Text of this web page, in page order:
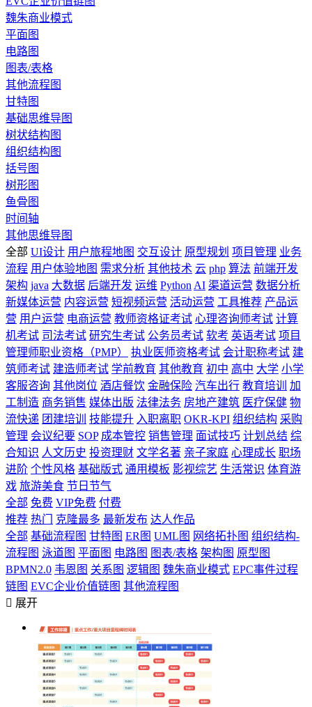
魏朱商业模式
平面图
电路图
图表/表格
其他流程图
甘特图
基础思维导图
树状结构图
组织结构图
括号图
树形图
鱼骨图
时间轴
其他思维导图
全部 UI设计 用户旅程地图 交互设计 原型规划 项目管理 业务
流程 用户体验地图 需求分析 其他技术 云 php 算法 前端开发
架构 java 大数据 后端开发 运维 Python AI 渠道运营 数据分析
新媒体运营 内容运营 短视频运营 活动运营 工具推荐 产品运
营 用户运营 电商运营 教师资格证考试 心理咨询师考试 计算
机考试 司法考试 研究生考试 公务员考试 软考 英语考试 项目
管理师职业资格（PMP）
执业医师资格考试 会计职称考试 建
筑师考试 建造师考试 学前教育 其他教育 初中 高中 大学 小学
客服咨询 其他岗位 酒店餐饮 金融保险 汽车出行 教育培训
加
工制造 商务销售 媒体出版 法律法务 房地产建筑 医疗保健 物
流快递 团建培训 技能提升 入职离职 OKR-KPI 组织结构 采购
管理 会议纪要 SOP 成本管控 销售管理 面试技巧 计划总结 综
合知识 人文历史 投资理财 文学名著 亲子家庭 心理成长 职场
进阶 个性风格 基础版式 通用模板 影视综艺 生活常识 体育游
戏 旅游美食 节日节气
全部 免费 VIP免费 付费
推荐 热门 克隆最多 最新发布 达人作品
全部 基础流程图 甘特图 ER图 UML图 网络拓扑图 组织结构-
流程图 泳道图 平面图 电路图 图表/表格 架构图 原型图
BPMN2.0 韦恩图 关系图 逻辑图 魏朱商业模式 EPC事件过程
链图 EVC企业价值链图 其他流程图
 展开